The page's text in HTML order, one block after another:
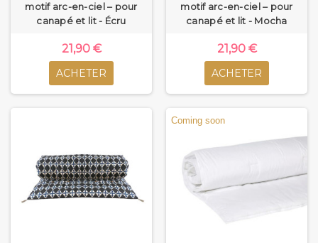
motif arc-en-ciel – pour
canapé et lit - Écru
21,90 €
ACHETER
motif arc-en-ciel – pour
canapé et lit - Mocha
21,90 €
ACHETER
Coming soon